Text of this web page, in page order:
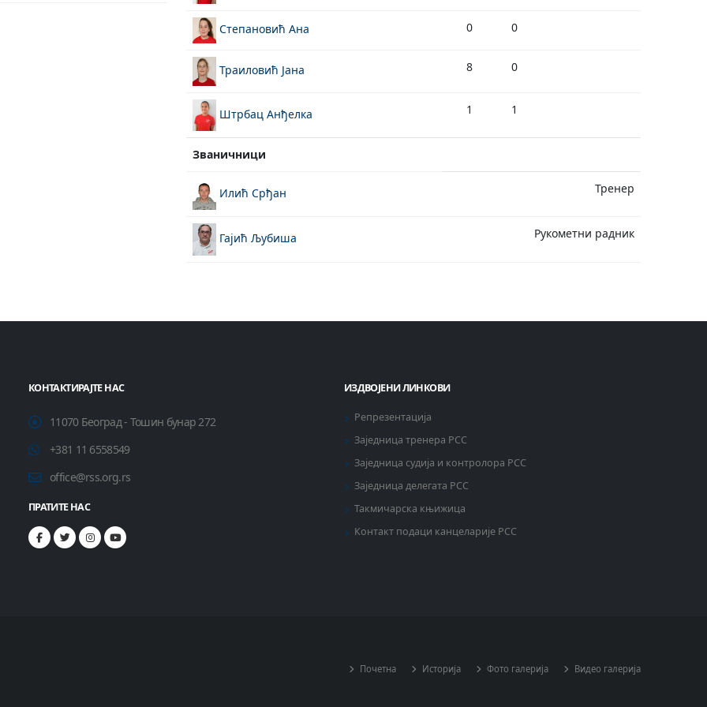
Степановић Ана 0 0
Траиловић Јана 8 0
Штрбац Анђелка 1 1
Званичници
Илић Срђан Тренер
Гајић Љубиша Рукометни радник
КОНТАКТИРАЈТЕ НАС
11070 Београд - Тошин бунар 272
+381 11 6558549
office@rss.org.rs
ПРАТИТЕ НАС
ИЗДВОЈЕНИ ЛИНКОВИ
Репрезентација
Заједница тренера РСС
Заједница судија и контролора РСС
Заједница делегата РСС
Такмичарска књижица
Контакт подаци канцеларије РСС
Почетна Историја Фото галерија Видео галерија